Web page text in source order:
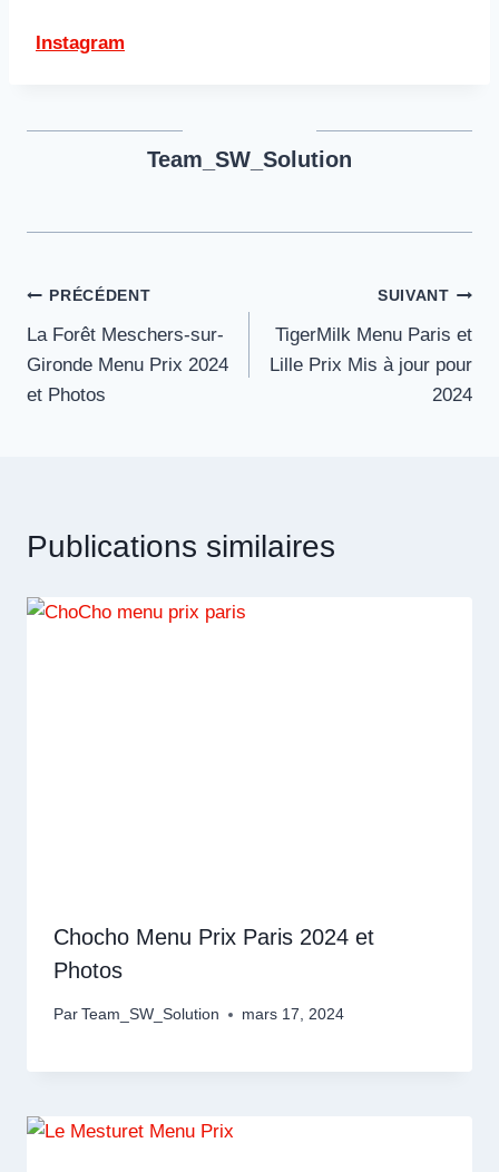
Instagram
Team_SW_Solution
Navigation
de
l’article
PRÉCÉDENT
La Forêt Meschers-sur-
Gironde Menu Prix 2024
et Photos
SUIVANT
TigerMilk Menu Paris et
Lille Prix Mis à jour pour
2024
Publications similaires
Chocho Menu Prix Paris 2024 et
Photos
Par Team_SW_Solution mars 17, 2024